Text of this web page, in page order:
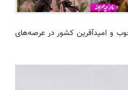
خوب و امیدآفرین کشور در عرصه‌های